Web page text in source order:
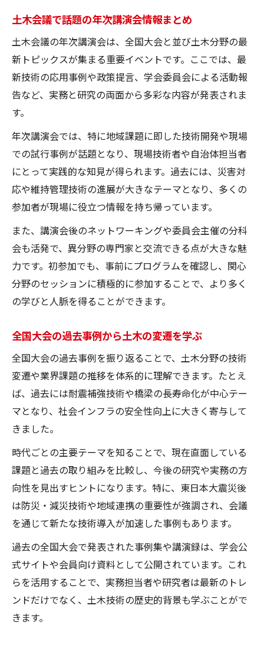
土木会議で話題の年次講演会情報まとめ
土木会議の年次講演会は、全国大会と並び土木分野の最
新トピックスが集まる重要イベントです。ここでは、最
新技術の応用事例や政策提言、学会委員会による活動報
告など、実務と研究の両面から多彩な内容が発表されま
す。
年次講演会では、特に地域課題に即した技術開発や現場
での試行事例が話題となり、現場技術者や自治体担当者
にとって実践的な知見が得られます。過去には、災害対
応や維持管理技術の進展が大きなテーマとなり、多くの
参加者が現場に役立つ情報を持ち帰っています。
また、講演会後のネットワーキングや委員会主催の分科
会も活発で、異分野の専門家と交流できる点が大きな魅
力です。初参加でも、事前にプログラムを確認し、関心
分野のセッションに積極的に参加することで、より多く
の学びと人脈を得ることができます。
全国大会の過去事例から土木の変遷を学ぶ
全国大会の過去事例を振り返ることで、土木分野の技術
変遷や業界課題の推移を体系的に理解できます。たとえ
ば、過去には耐震補強技術や橋梁の長寿命化が中心テー
マとなり、社会インフラの安全性向上に大きく寄与して
きました。
時代ごとの主要テーマを知ることで、現在直面している
課題と過去の取り組みを比較し、今後の研究や実務の方
向性を見出すヒントになります。特に、東日本大震災後
は防災・減災技術や地域連携の重要性が強調され、会議
を通じて新たな技術導入が加速した事例もあります。
過去の全国大会で発表された事例集や講演録は、学会公
式サイトや会員向け資料として公開されています。これ
らを活用することで、実務担当者や研究者は最新のトレ
ンドだけでなく、土木技術の歴史的背景も学ぶことがで
きます。